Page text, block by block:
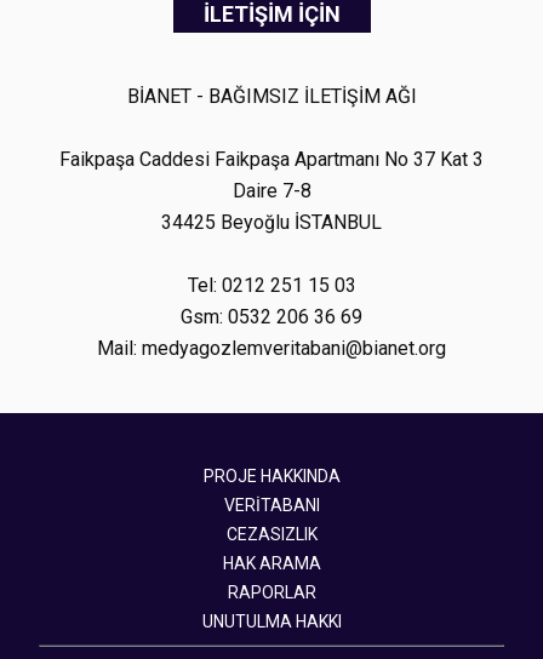
İLETİŞİM İÇİN
BİANET - BAĞIMSIZ İLETİŞİM AĞI
Faikpaşa Caddesi Faikpaşa Apartmanı No 37 Kat 3
Daire 7-8
34425 Beyoğlu İSTANBUL
Tel: 0212 251 15 03
Gsm: 0532 206 36 69
Mail: medyagozlemveritabani@bianet.org
PROJE HAKKINDA
VERİTABANI
CEZASIZLIK
HAK ARAMA
RAPORLAR
UNUTULMA HAKKI